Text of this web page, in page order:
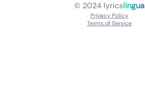
© 2024 lyricslingua
Privacy Policy
Terms of Service